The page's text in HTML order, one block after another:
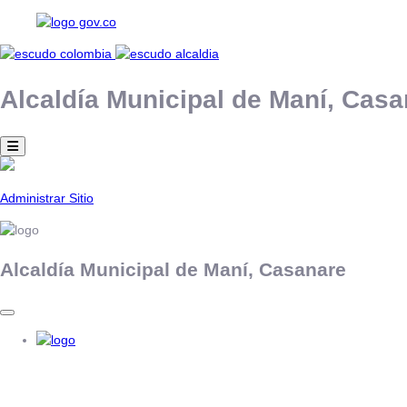
Alcaldía Municipal de Maní,
Administrar Sitio
Alcaldía Municipal de Maní, Casanare